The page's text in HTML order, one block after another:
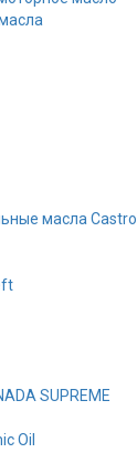
масла Castrol.
SUPREME
Oil